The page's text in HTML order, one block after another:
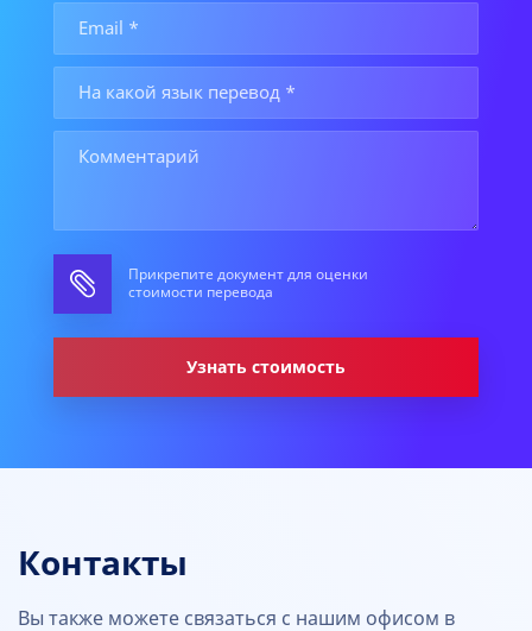
Прикрепите документ для оценки
стоимости перевода
Узнать стоимость
Контакты
Вы также можете связаться с нашим офисом в